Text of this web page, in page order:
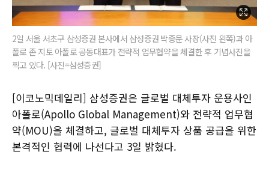
2일 서울 서초구 삼성증권 본사에서 삼성증권 박종문 사장(사진 왼쪽)과 아
폴로 존 지토 아폴로 공동대표가 전략적 업무협약을 체결한 후 기념사진을
찍고 있다. [사진=삼성증권]
[이코노믹데일리] 삼성증권은 글로벌 대체투자 운용사인
아폴로(Apollo Global Management)와 전략적 업무협
약(MOU)을 체결하고, 글로벌 대체투자 상품 공급을 위한
본격적인 협력에 나선다고 3일 밝혔다.